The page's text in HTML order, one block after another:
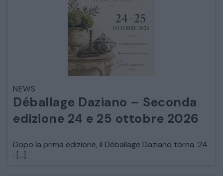
NEWS
Déballage Daziano – Seconda
edizione 24 e 25 ottobre 2026
Dopo la prima edizione, il Déballage Daziano torna. 24
· […]